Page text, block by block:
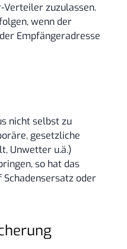
zuzulassen.
wenn der
Empfängeradresse
nicht selbst zu
gesetzliche
Unwetter u.ä.)
so hat das
oder